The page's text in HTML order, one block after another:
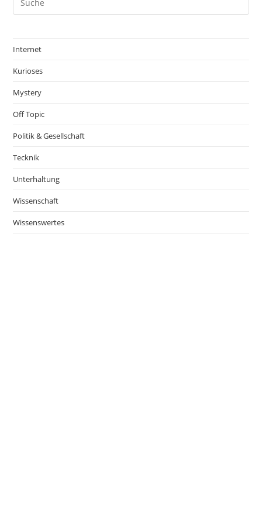
Internet
Kurioses
Mystery
Off Topic
Politik & Gesellschaft
Tecknik
Unterhaltung
Wissenschaft
Wissenswertes